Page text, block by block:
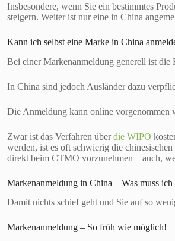
Insbesondere, wenn Sie ein bestimmtes
steigern. Weiter ist nur eine in China
Kann ich selbst eine Marke in China
Bei einer Markenanmeldung generell ist die
In China sind jedoch Ausländer dazu
Die Anmeldung kann online vorgenommen
Zwar ist das Verfahren überdie WIPO
werden, ist es oft schwierig die
direkt beim CTMO vorzunehmen – auch,
Markenanmeldung in China – Was muss ich
Damit nichts schief geht und Sie auf so
Markenanmeldung – So früh wie möglich!